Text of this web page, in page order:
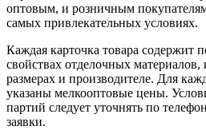
оптовым, и розничным
самых привлекательных условиях.
Каждая карточка товара
свойствах отделочных
размерах и производителе. Для
указаны мелкооптовые цены.
партий следует уточнять по
заявки.